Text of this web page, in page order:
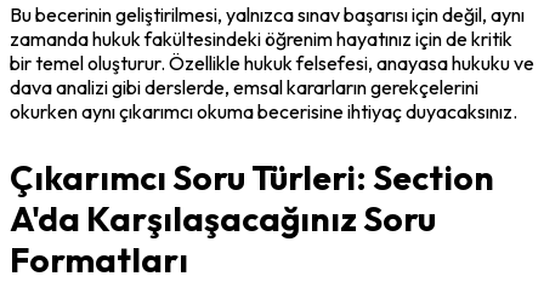
Bu becerinin geliştirilmesi, yalnızca sınav başarısı için değil, aynı
zamanda hukuk fakültesindeki öğrenim hayatınız için de kritik
bir temel oluşturur. Özellikle hukuk felsefesi, anayasa hukuku ve
dava analizi gibi derslerde, emsal kararların gerekçelerini
okurken aynı çıkarımcı okuma becerisine ihtiyaç duyacaksınız.
Çıkarımcı Soru Türleri: Section
A'da Karşılaşacağınız Soru
Formatları